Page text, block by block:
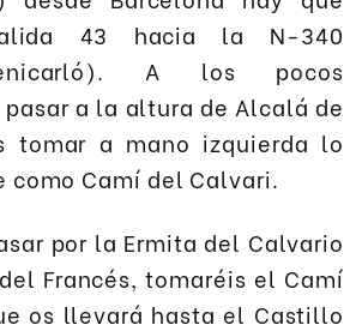
43 hacia la N-340
A los pocos
a la altura de Alcalá de
tomar a mano izquierda lo
como Camí del Calvari.
por la Ermita del Calvario
Francés, tomaréis el Camí
os llevará hasta el Castillo